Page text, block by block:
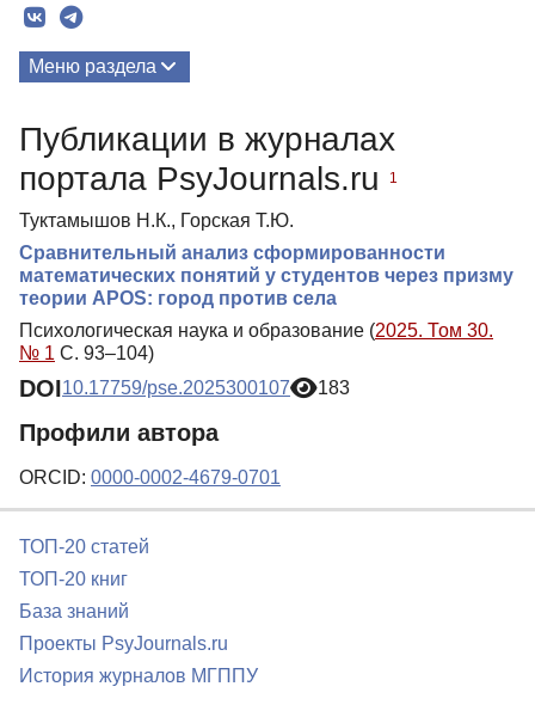
Меню раздела
Публикации в журналах
портала PsyJournals.ru
1
Туктамышов Н.К., Горская Т.Ю.
Сравнительный анализ сформированности
математических понятий у студентов через призму
теории APOS: город против села
Психологическая наука и образование (2025. Том 30.
№ 1 С. 93–104)
DOI10.17759/pse.2025300107 183
Профили автора
ORCID: 0000-0002-4679-0701
ТОП-20 статей
ТОП-20 книг
База знаний
Проекты PsyJournals.ru
История журналов МГППУ